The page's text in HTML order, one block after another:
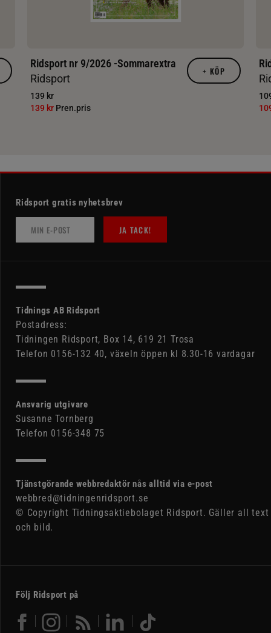
Ridsport nr 9/2026 -Sommarextra
Ridsport
139 kr
139 kr Pren.pris
+ KÖP
Ridsport gratis nyhetsbrev
JA TACK!
Tidnings AB Ridsport
Postadress:
Tidningen Ridsport, Box 14, 619 21 Trosa
Telefon 0156-132 40, växeln öppen kl 8.30-16 vardagar
Ansvarig utgivare
Susanne Tornberg
Telefon 0156-348 75
Tjänstgörande webbredaktör nås alltid via e-post
webbred@tidningenridsport.se
© Copyright Tidningsaktiebolaget Ridsport. Gäller all text
och bild.
Följ Ridsport på